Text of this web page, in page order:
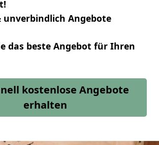
unverbindlich Angebote
das beste Angebot für Ihren
kostenlose Angebote
erhalten